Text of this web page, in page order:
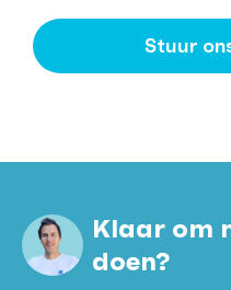
Stuur
Klaar om
doen?